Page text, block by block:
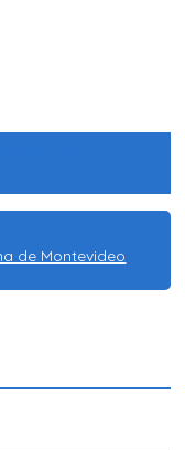
de Montevideo